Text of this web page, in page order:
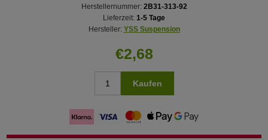
Herstellernummer: 2B31-313-92
Lieferzeit: 1-5 Tage
Hersteller: YSS Suspension
€2,68
Kaufen